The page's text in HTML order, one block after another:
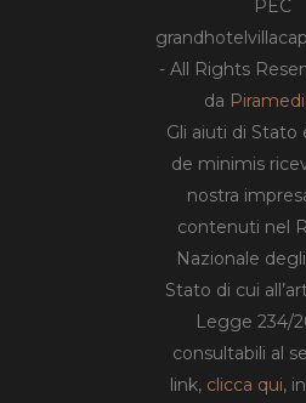
PEC
- All Rights
da
Gli aiuti di Stato
de minimis
nostra
contenuti nel
Nazionale
Stato di cui
Legge 234/
consultabili al
link, clicca qui,